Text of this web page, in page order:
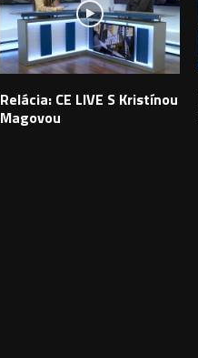
Relácia: CE LIVE S Kristínou
Magovou